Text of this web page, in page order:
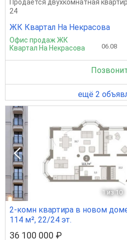
Продается двухкомнатная
24
ЖК Квартал На Некрасова
Офис продаж ЖК
Квартал На Некрасова
06.08
ещё 2
1 из 10
2-комн квартира в новом
114 м², 22/24 эт.
36 100 000 ₽